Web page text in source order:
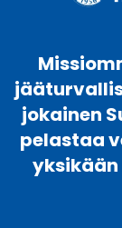
jokainen
pelastaa